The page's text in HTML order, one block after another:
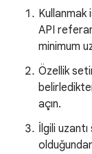
Kullanmak
API
minimum
Özellik
açın.
İlgili